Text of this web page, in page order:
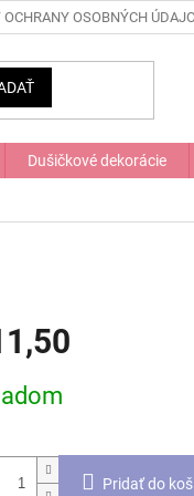
OSOBNÝCH
Dušičkové dekorácie
Pridať do